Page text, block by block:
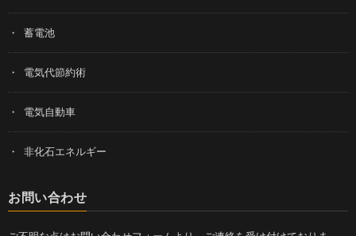
蓄電池
電気代節約術
電気自動車
非化石エネルギー
お問い合わせ